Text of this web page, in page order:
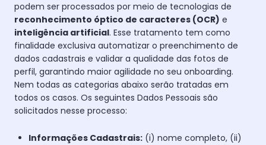
podem ser processados por meio de tecnologias de
reconhecimento óptico de caracteres (OCR) e
inteligência artificial. Esse tratamento tem como
finalidade exclusiva automatizar o preenchimento de
dados cadastrais e validar a qualidade das fotos de
perfil, garantindo maior agilidade no seu onboarding.
Nem todas as categorias abaixo serão tratadas em
todos os casos. Os seguintes Dados Pessoais são
solicitados nesse processo:
Informações Cadastrais: (i) nome completo, (ii)